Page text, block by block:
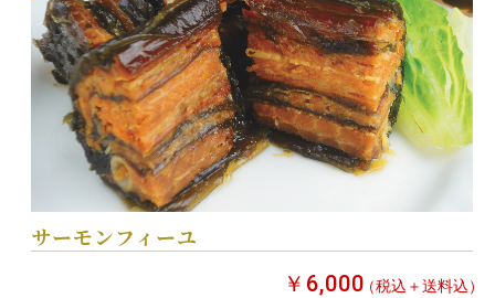
サーモンフィーユ
￥6,000（税込＋送料込）